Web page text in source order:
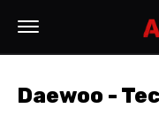
Daewoo -